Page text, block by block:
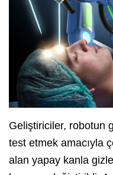
Geliştiriciler, robotun
test etmek amacıyla
alan yapay kanla